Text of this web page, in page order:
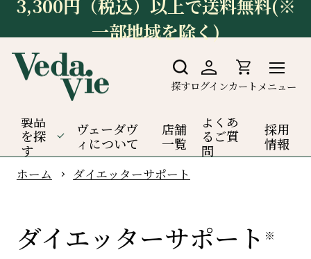
3,300円（税込）以上で送料無料(※
一部地域を除く)
探すログインカート メニュー
製品
を探
す
ヴェーダヴ
ィについて
店舗
一覧
よくあ
るご質
問
採用
情報
ホーム ダイエッターサポート
ダイエッターサポート ※